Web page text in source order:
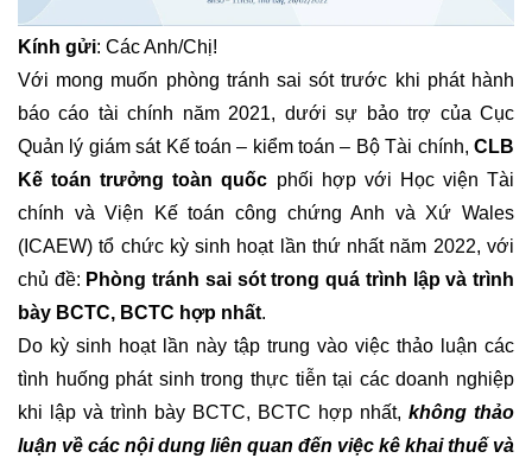
Kính gửi: Các Anh/Chị!
Với mong muốn phòng tránh sai sót trước khi phát hành
báo cáo tài chính năm 2021, dưới sự bảo trợ của Cục
Quản lý giám sát Kế toán – kiểm toán – Bộ Tài chính, CLB
Kế toán trưởng toàn quốc phối hợp với Học viện Tài
chính và Viện Kế toán công chứng Anh và Xứ Wales
(ICAEW) tổ chức kỳ sinh hoạt lần thứ nhất năm 2022, với
chủ đề: Phòng tránh sai sót trong quá trình lập và trình
bày BCTC, BCTC hợp nhất.
Do kỳ sinh hoạt lần này tập trung vào việc thảo luận các
tình huống phát sinh trong thực tiễn tại các doanh nghiệp
khi lập và trình bày BCTC, BCTC hợp nhất, không thảo
luận về các nội dung liên quan đến việc kê khai thuế và